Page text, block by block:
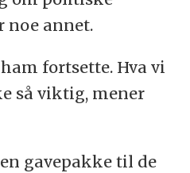
noe annet.
fortsette. Hva vi
så viktig, mener
gavepakke til de